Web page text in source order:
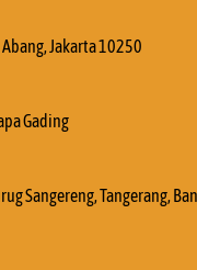
Jakarta 10250
Gading
Sangereng, Tangerang,